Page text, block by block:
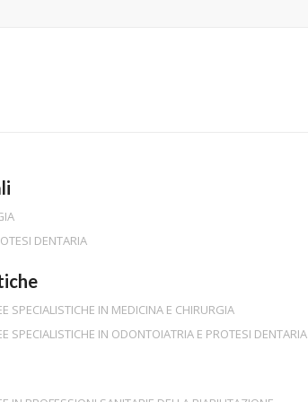
DENTARIA
SPECIALISTICHE IN MEDICINA E CHIRURGIA
SPECIALISTICHE IN ODONTOIATRIA E PROTESI DENTARIA